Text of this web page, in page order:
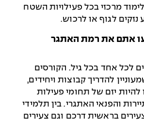
מרכזי בכל פעילויות השטח
נזקים לגוף או לרכוש.
אתם את רמת האתגר
לכל אחד בכל גיל. הקורסים
להדריך קבוצות ויחידים,
להיות יזם של תחומי פעילות
והפנאי האתגרי. בין תלמידי
בראשית דרכם וגם צעירים